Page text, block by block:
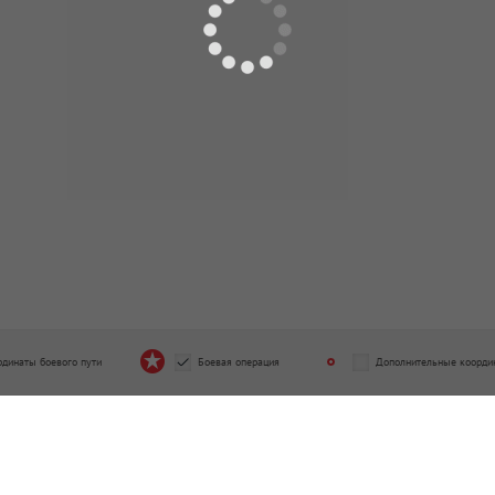
боевого пути Боевая операция Дополнительные